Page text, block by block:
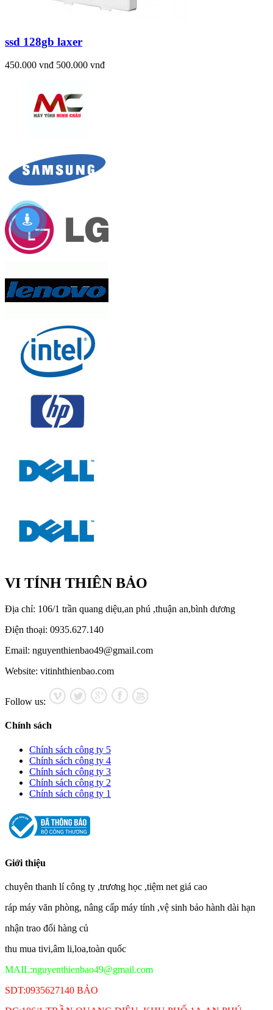
ssd 128gb laxer
450.000 vnđ 500.000 vnđ
VI TÍNH THIÊN BẢO
Địa chỉ: 106/1 trần quang diệu,an phú ,thuận an,bình dương
Điện thoại: 0935.627.140
Email: nguyenthienbao49@gmail.com
Website: vitinhthienbao.com
Follow us:
Chính sách
Chính sách công ty 5
Chính sách công ty 4
Chính sách công ty 3
Chính sách công ty 2
Chính sách công ty 1
Giới thiệu
chuyên thanh lí công ty ,trương học ,tiệm net giá cao
ráp máy văn phòng, nâng cấp máy tính ,vệ sinh bảo hành dài hạn
nhận trao đổi hàng củ
thu mua tivi,âm li,loa,toàn quốc
MAIL:nguyenthienbao49@gmail.com
SDT:0935627140 BẢO